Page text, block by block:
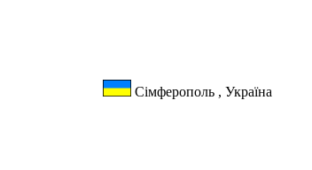
Сімферополь , Україна